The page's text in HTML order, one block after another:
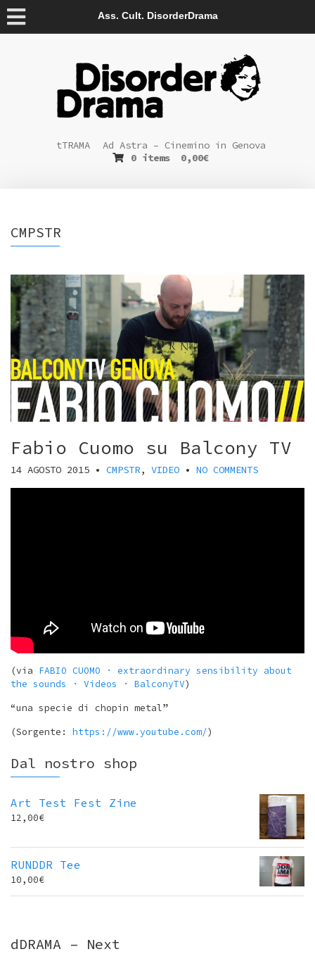
Ass. Cult. DisorderDrama
tTRAMA
Ad Astra – Cinemino in Genova
0 items
0,00€
CMPSTR
Fabio Cuomo su Balcony TV
14 AGOSTO 2015 • CMPSTR, VIDEO • NO COMMENTS
(via FABIO CUOMO · extraordinary sensibility about
the sounds · Videos · BalconyTV)
“una specie di chopin metal”
(Sorgente: https://www.youtube.com/)
Dal nostro shop
Art Test Fest Zine
12,00€
RUNDDR Tee
10,00€
dDRAMA – Next